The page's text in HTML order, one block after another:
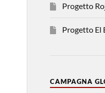
Progetto
Progetto El
CAMPAGNA